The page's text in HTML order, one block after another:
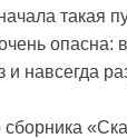
такая
опасна:
и навсегда
сборника